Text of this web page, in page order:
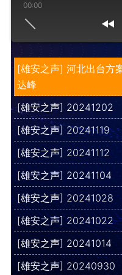
[雄安之声] 河北出台方
达峰
[雄安之声] 20241202
[雄安之声] 20241119
[雄安之声] 20241112
[雄安之声] 20241104
[雄安之声] 20241028
[雄安之声] 20241022
[雄安之声] 20241014
[雄安之声] 20240930
00:00